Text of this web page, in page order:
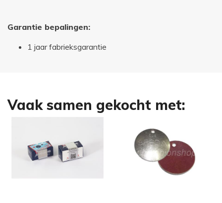
Garantie bepalingen:
1 jaar fabrieksgarantie
Vaak samen gekocht met: